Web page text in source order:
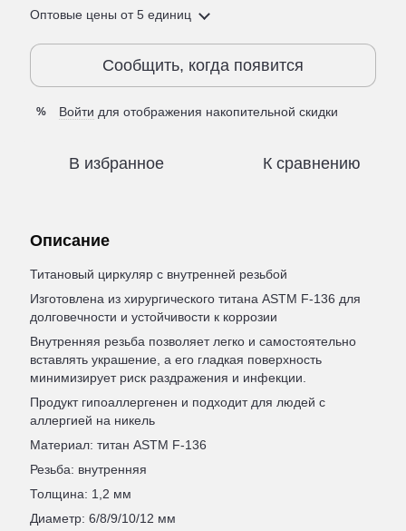
Оптовые цены от 5 единиц
Сообщить, когда появится
% Войти для отображения накопительной скидки
В избранное К сравнению
Описание
Титановый циркуляр с внутренней резьбой
Изготовлена из хирургического титана ASTM F-136 для
долговечности и устойчивости к коррозии
Внутренняя резьба позволяет легко и самостоятельно
вставлять украшение, а его гладкая поверхность
минимизирует риск раздражения и инфекции.
Продукт гипоаллергенен и подходит для людей с
аллергией на никель
Материал: титан ASTM F-136
Резьба: внутренняя
Толщина: 1,2 мм
Диаметр: 6/8/9/10/12 мм